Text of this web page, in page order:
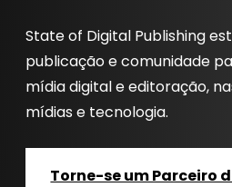
State of Digital Publishing
publicação e comunidade
mídia digital e editoração,
mídias e tecnologia.
Torne-se um Parceiro